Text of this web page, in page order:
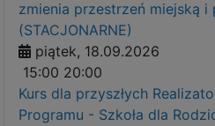
zmienia przestrzeń miejską i
(STACJONARNE)
piątek, 18.09.2026
15:00 20:00
Kurs dla przyszłych
Programu - Szkoła dla